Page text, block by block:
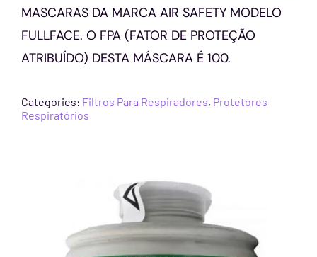
MASCARAS DA MARCA AIR SAFETY MODELO
FULLFACE. O FPA (FATOR DE PROTEÇÃO
ATRIBUÍDO) DESTA MÁSCARA É 100.
Categories: Filtros Para Respiradores, Protetores
Respiratórios